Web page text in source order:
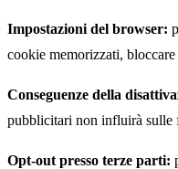
Impostazioni del browser:
cookie memorizzati,
Conseguenze della
pubblicitari non influirà sulle
Opt-out presso terze parti: